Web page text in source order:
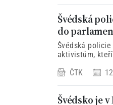
Švédská
do
Švédská
aktivistům,
ČTK
Švédsko je